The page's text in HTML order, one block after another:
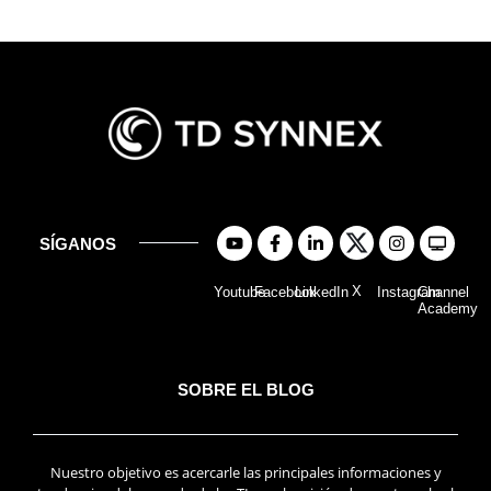
SÍGANOS
YoutubeFacebookLinkedIn X InstagramChannel
Academy
SOBRE EL BLOG
Nuestro objetivo es acercarle las principales informaciones y